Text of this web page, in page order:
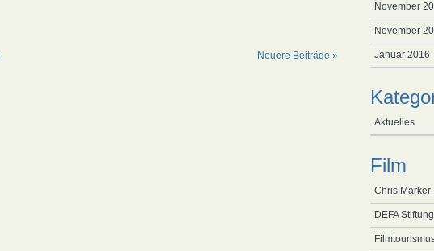
Neuere Beiträge »
November
November
Januar 2016
Aktuelles
Film
Chris Marker
DEFA Stiftung